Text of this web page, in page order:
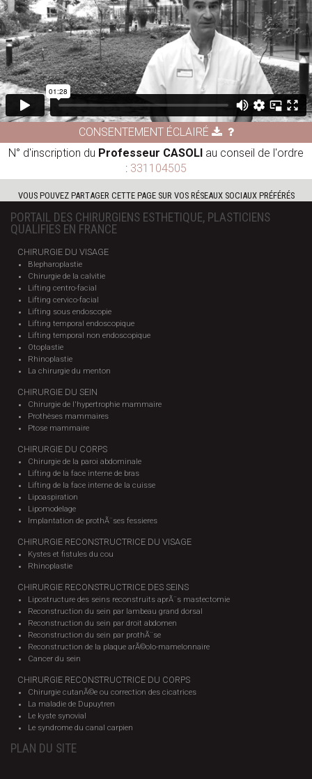
CONSENTEMENT ÉCLAIRÉ
N° d'inscription du Professeur CASOLI au conseil de l'ordre
: 331104505
VOUS POUVEZ PARTAGER CETTE PAGE SUR VOS RÉSEAUX SOCIAUX PRÉFÉRÉS
PORTAIL DES CHIRURGIENS ESTHETIQUE, PLASTICIENS
QUALIFIES EN FRANCE
CHIRURGIE DU VISAGE
Blepharoplastie
Chirurgie de la calvitie
Lifting centro-facial
Lifting cervico-facial
Lifting sous endoscopie
Lifting temporal endoscopique
Lifting temporal non endoscopique
Otoplastie
Rhinoplastie
La chirurgie du menton
CHIRURGIE DU SEIN
Chirurgie de l'hypertrophie mammaire
Prothèses mammaires
Ptose mammaire
CHIRURGIE DU CORPS
Chirurgie de la paroi abdominale
Lifting de la face interne de bras
Lifting de la face interne de la cuisse
Lipoaspiration
Lipomodelage
Implantation de prothÃ¨ses fessieres
CHIRURGIE RECONSTRUCTRICE DU VISAGE
Kystes et fistules du cou
Rhinoplastie
CHIRURGIE RECONSTRUCTRICE DES SEINS
Lipostructure des seins reconstruits aprÃ¨s mastectomie
Reconstruction du sein par lambeau grand dorsal
Reconstruction du sein par droit abdomen
Reconstruction du sein par prothÃ¨se
Reconstruction de la plaque arÃ©olo-mamelonnaire
Cancer du sein
CHIRURGIE RECONSTRUCTRICE DU CORPS
Chirurgie cutanÃ©e ou correction des cicatrices
La maladie de Dupuytren
Le kyste synovial
Le syndrome du canal carpien
PLAN DU SITE